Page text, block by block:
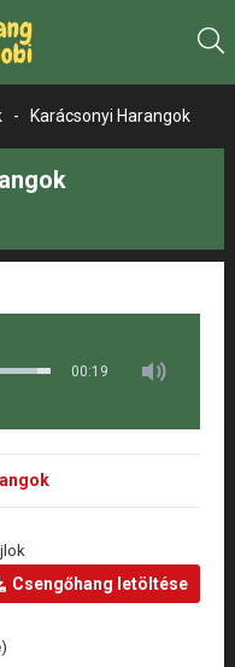
- Karácsonyi Harangok
00:19
Csengőhang letöltése